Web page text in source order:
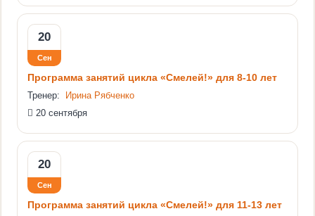
20
Сен
Программа занятий цикла «Смелей!» для 8-10 лет
Тренер:
Ирина Рябченко
20 сентября
20
Сен
Программа занятий цикла «Смелей!» для 11-13 лет